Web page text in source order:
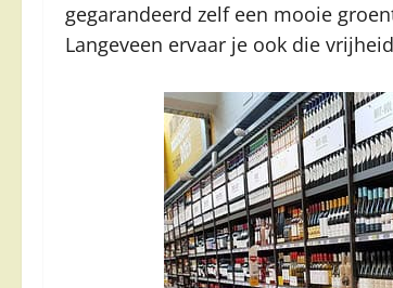
gegarandeerd zelf een mooie
Langeveen ervaar je ook die